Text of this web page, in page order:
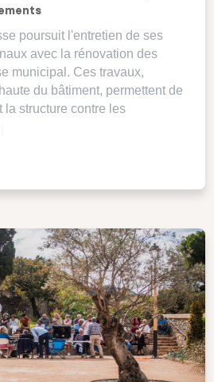
poursuit l'entretien de ses
avec la rénovation des
municipal. Ces travaux,
du bâtiment, permettent de
la structure contre les